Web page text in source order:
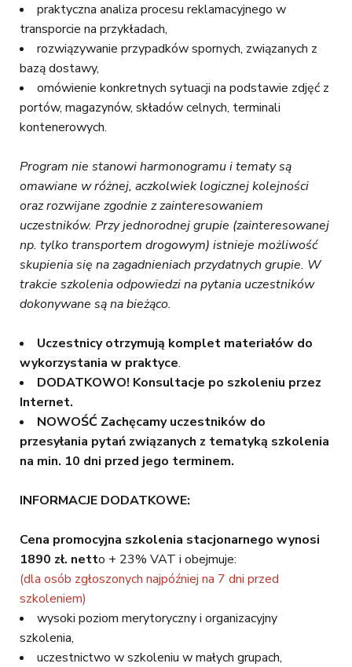
praktyczna analiza procesu reklamacyjnego w
transporcie na przykładach,
rozwiązywanie przypadków spornych, związanych z
bazą dostawy,
omówienie konkretnych sytuacji na podstawie zdjęć z
portów, magazynów, składów celnych, terminali
kontenerowych.
Program nie stanowi harmonogramu i tematy są
omawiane w różnej, aczkolwiek logicznej kolejności
oraz rozwijane zgodnie z zainteresowaniem
uczestników. Przy jednorodnej grupie (zainteresowanej
np. tylko transportem drogowym) istnieje możliwość
skupienia się na zagadnieniach przydatnych grupie. W
trakcie szkolenia odpowiedzi na pytania uczestników
dokonywane są na bieżąco.
Uczestnicy otrzymują komplet materiałów do
wykorzystania w praktyce.
DODATKOWO! Konsultacje po szkoleniu przez
Internet.
NOWOŚĆ Zachęcamy uczestników do
przesyłania pytań związanych z tematyką szkolenia
na min. 10 dni przed jego terminem.
INFORMACJE DODATKOWE:
Cena promocyjna szkolenia stacjonarnego wynosi
1890 zł. netto + 23% VAT i obejmuje:
(dla osób zgłoszonych najpóźniej na 7 dni przed
szkoleniem)
wysoki poziom merytoryczny i organizacyjny
szkolenia,
uczestnictwo w szkoleniu w małych grupach,